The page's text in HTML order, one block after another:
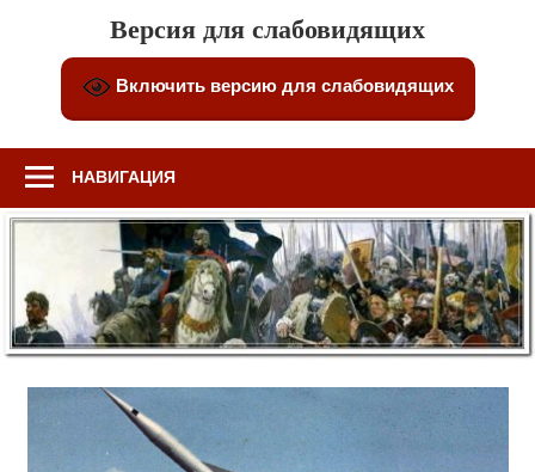
Версия для слабовидящих
Включить версию для слабовидящих
НАВИГАЦИЯ